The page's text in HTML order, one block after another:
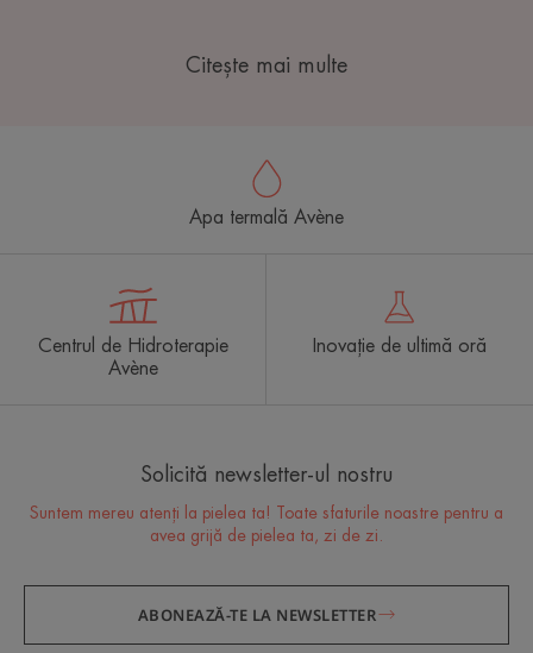
Citește mai multe
Apa termală Avène
Centrul de Hidroterapie
Avène
Inovație de ultimă oră
Solicită newsletter-ul nostru
Suntem mereu atenți la pielea ta! Toate sfaturile noastre pentru a
avea grijă de pielea ta, zi de zi.
ABONEAZĂ-TE LA NEWSLETTER